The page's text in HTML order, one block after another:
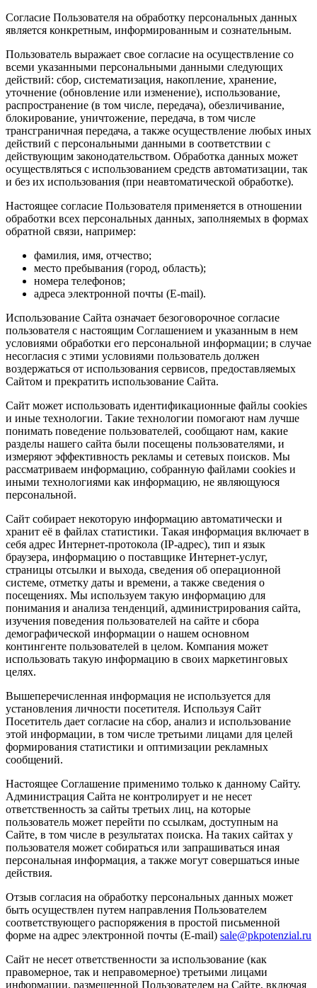
Согласие Пользователя на обработку персональных данных
является конкретным, информированным и сознательным.
Пользователь выражает свое согласие на осуществление со
всеми указанными персональными данными следующих
действий: сбор, систематизация, накопление, хранение,
уточнение (обновление или изменение), использование,
распространение (в том числе, передача), обезличивание,
блокирование, уничтожение, передача, в том числе
трансграничная передача, а также осуществление любых иных
действий с персональными данными в соответствии с
действующим законодательством. Обработка данных может
осуществляться с использованием средств автоматизации, так
и без их использования (при неавтоматической обработке).
Настоящее согласие Пользователя применяется в отношении
обработки всех персональных данных, заполняемых в формах
обратной связи, например:
фамилия, имя, отчество;
место пребывания (город, область);
номера телефонов;
адреса электронной почты (E-mail).
Использование Сайта означает безоговорочное согласие
пользователя с настоящим Соглашением и указанным в нем
условиями обработки его персональной информации; в случае
несогласия с этими условиями пользователь должен
воздержаться от использования сервисов, предоставляемых
Сайтом и прекратить использование Сайта.
Сайт может использовать идентификационные файлы cookies
и иные технологии. Такие технологии помогают нам лучше
понимать поведение пользователей, сообщают нам, какие
разделы нашего сайта были посещены пользователями, и
измеряют эффективность рекламы и сетевых поисков. Мы
рассматриваем информацию, собранную файлами cookies и
иными технологиями как информацию, не являющуюся
персональной.
Сайт собирает некоторую информацию автоматически и
хранит её в файлах статистики. Такая информация включает в
себя адрес Интернет-протокола (IP-адрес), тип и язык
браузера, информацию о поставщике Интернет-услуг,
страницы отсылки и выхода, сведения об операционной
системе, отметку даты и времени, а также сведения о
посещениях. Мы используем такую информацию для
понимания и анализа тенденций, администрирования сайта,
изучения поведения пользователей на сайте и сбора
демографической информации о нашем основном
контингенте пользователей в целом. Компания может
использовать такую информацию в своих маркетинговых
целях.
Вышеперечисленная информация не используется для
установления личности посетителя. Используя Сайт
Посетитель дает согласие на сбор, анализ и использование
этой информации, в том числе третьими лицами для целей
формирования статистики и оптимизации рекламных
сообщений.
Настоящее Соглашение применимо только к данному Сайту.
Администрация Сайта не контролирует и не несет
ответственность за сайты третьих лиц, на которые
пользователь может перейти по ссылкам, доступным на
Сайте, в том числе в результатах поиска. На таких сайтах у
пользователя может собираться или запрашиваться иная
персональная информация, а также могут совершаться иные
действия.
Отзыв согласия на обработку персональных данных может
быть осуществлен путем направления Пользователем
соответствующего распоряжения в простой письменной
форме на адрес электронной почты (E-mail) sale@pkpotenzial.ru
Сайт не несет ответственности за использование (как
правомерное, так и неправомерное) третьими лицами
информации, размещенной Пользователем на Сайте, включая